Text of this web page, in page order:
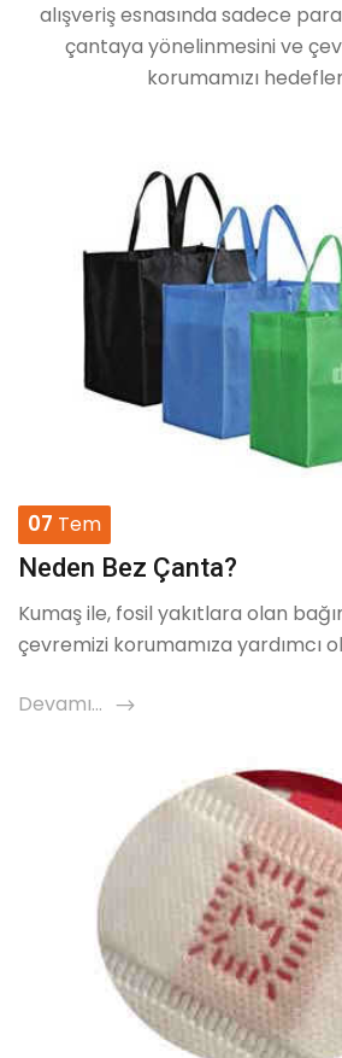
alışveriş esnasında sadece
çantaya yönelinmesini ve
korumamızı
07 Tem
Neden Bez Çanta?
Kumaş ile, fosil yakıtlara olan
çevremizi korumamıza yardımcı
Devamı...